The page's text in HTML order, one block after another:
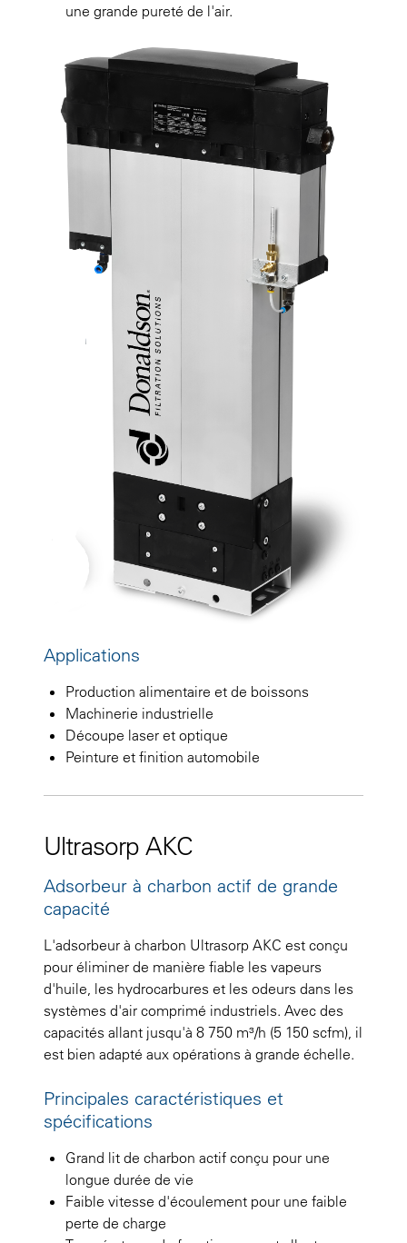
une grande pureté de l'air.
Applications
Production alimentaire et de boissons
Machinerie industrielle
Découpe laser et optique
Peinture et finition automobile
Ultrasorp AKC
Adsorbeur à charbon actif de grande
capacité
L'adsorbeur à charbon Ultrasorp AKC est conçu
pour éliminer de manière fiable les vapeurs
d'huile, les hydrocarbures et les odeurs dans les
systèmes d'air comprimé industriels. Avec des
capacités allant jusqu'à 8 750 m³/h (5 150 scfm), il
est bien adapté aux opérations à grande échelle.
Principales caractéristiques et
spécifications
Grand lit de charbon actif conçu pour une
longue durée de vie
Faible vitesse d'écoulement pour une faible
perte de charge